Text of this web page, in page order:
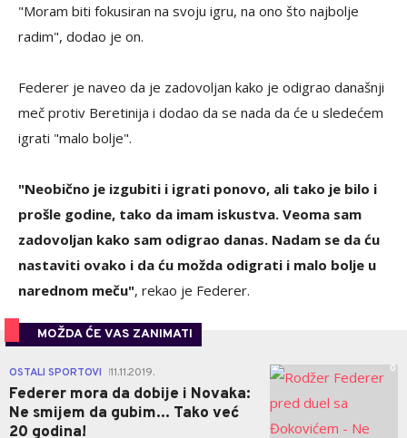
"Moram biti fokusiran na svoju igru, na ono što najbolje
radim", dodao je on.
Federer je naveo da je zadovoljan kako je odigrao današnji
meč protiv Beretinija i dodao da se nada da će u sledećem
igrati "malo bolje".
"Neobično je izgubiti i igrati ponovo, ali tako je bilo i
prošle godine, tako da imam iskustva. Veoma sam
zadovoljan kako sam odigrao danas. Nadam se da ću
nastaviti ovako i da ću možda odigrati i malo bolje u
narednom meču", rekao je Federer.
MOŽDA ĆE VAS ZANIMATI
OSTALI SPORTOVI 11.11.2019.
Federer mora da dobije i Novaka:
Ne smijem da gubim... Tako već
20 godina!
0